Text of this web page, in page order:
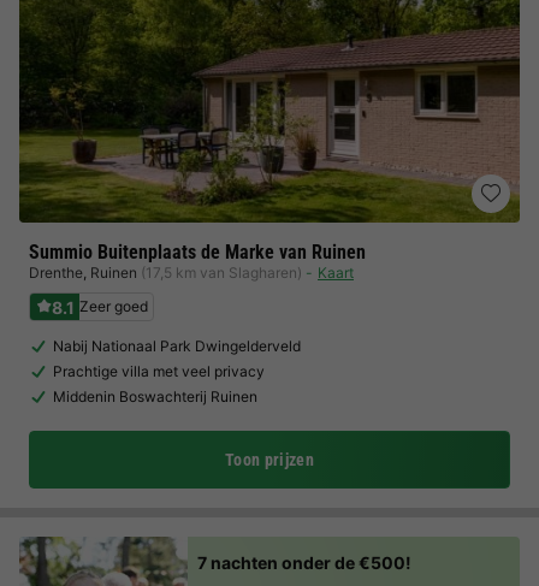
Summio Buitenplaats de Marke van Ruinen
Drenthe, Ruinen (17,5 km van Slagharen) Kaart
8.1 Zeer goed
Nabij Nationaal Park Dwingelderveld
Prachtige villa met veel privacy
Middenin Boswachterij Ruinen
Toon prijzen
7 nachten onder de €500!